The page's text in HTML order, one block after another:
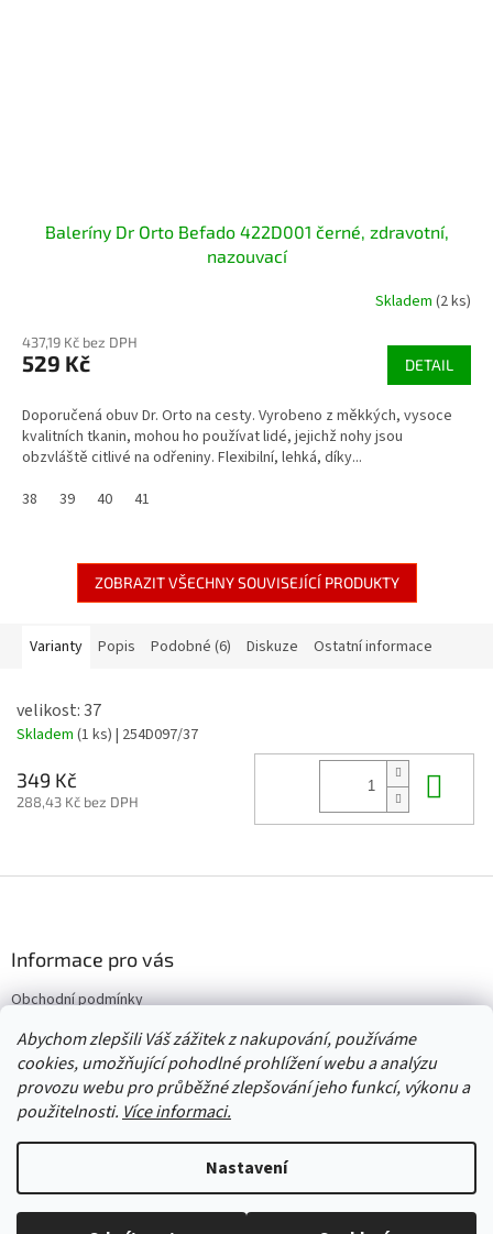
Abychom zlepšili Váš zážitek z nakupování, používáme
cookies, umožňující pohodlné prohlížení webu a analýzu
provozu webu pro průběžné zlepšování jeho funkcí, výkonu a
použitelnosti. Více informaci.
Nastavení
Baleríny Dr Orto Befado 422D001 černé, zdravotní,
nazouvací
Skladem (2 ks)
437,19 Kč bez DPH
529 Kč DETAIL
Doporučená obuv Dr. Orto na cesty. Vyrobeno z měkkých, vysoce
kvalitních tkanin, mohou ho používat lidé, jejichž nohy jsou
obzvláště citlivé na odřeniny. Flexibilní, lehká, díky...
38
39 40 41
ZOBRAZIT VŠECHNY SOUVISEJÍCÍ PRODUKTY
Varianty Popis Podobné (6) Diskuze Ostatní informace
velikost: 37
Skladem (1 ks) | 254D097/37
349 Kč
288,43 Kč bez DPH
í
Informace pro vás
Obchodní podmínky
Vrácení/výměna/reklamace
Velkoobchod
Copyright 2026Červený Tulipán. Všechna práva vyhrazena.Upravit